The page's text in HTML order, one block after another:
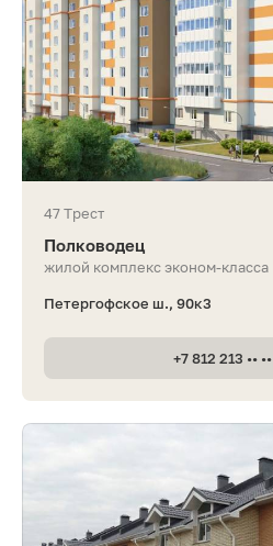
47 Трест
Полководец
жилой комплекс эконом-класса
Петергофское ш., 90к3
+7 812 213 •• ••